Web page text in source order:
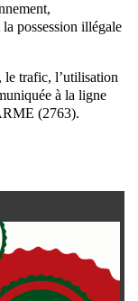
possession illégale
le trafic, l’utilisation
à la ligne
(2763).